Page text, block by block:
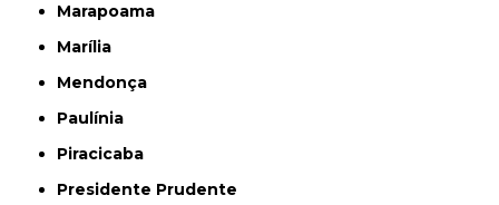
Marapoama
Marília
Mendonça
Paulínia
Piracicaba
Presidente Prudente